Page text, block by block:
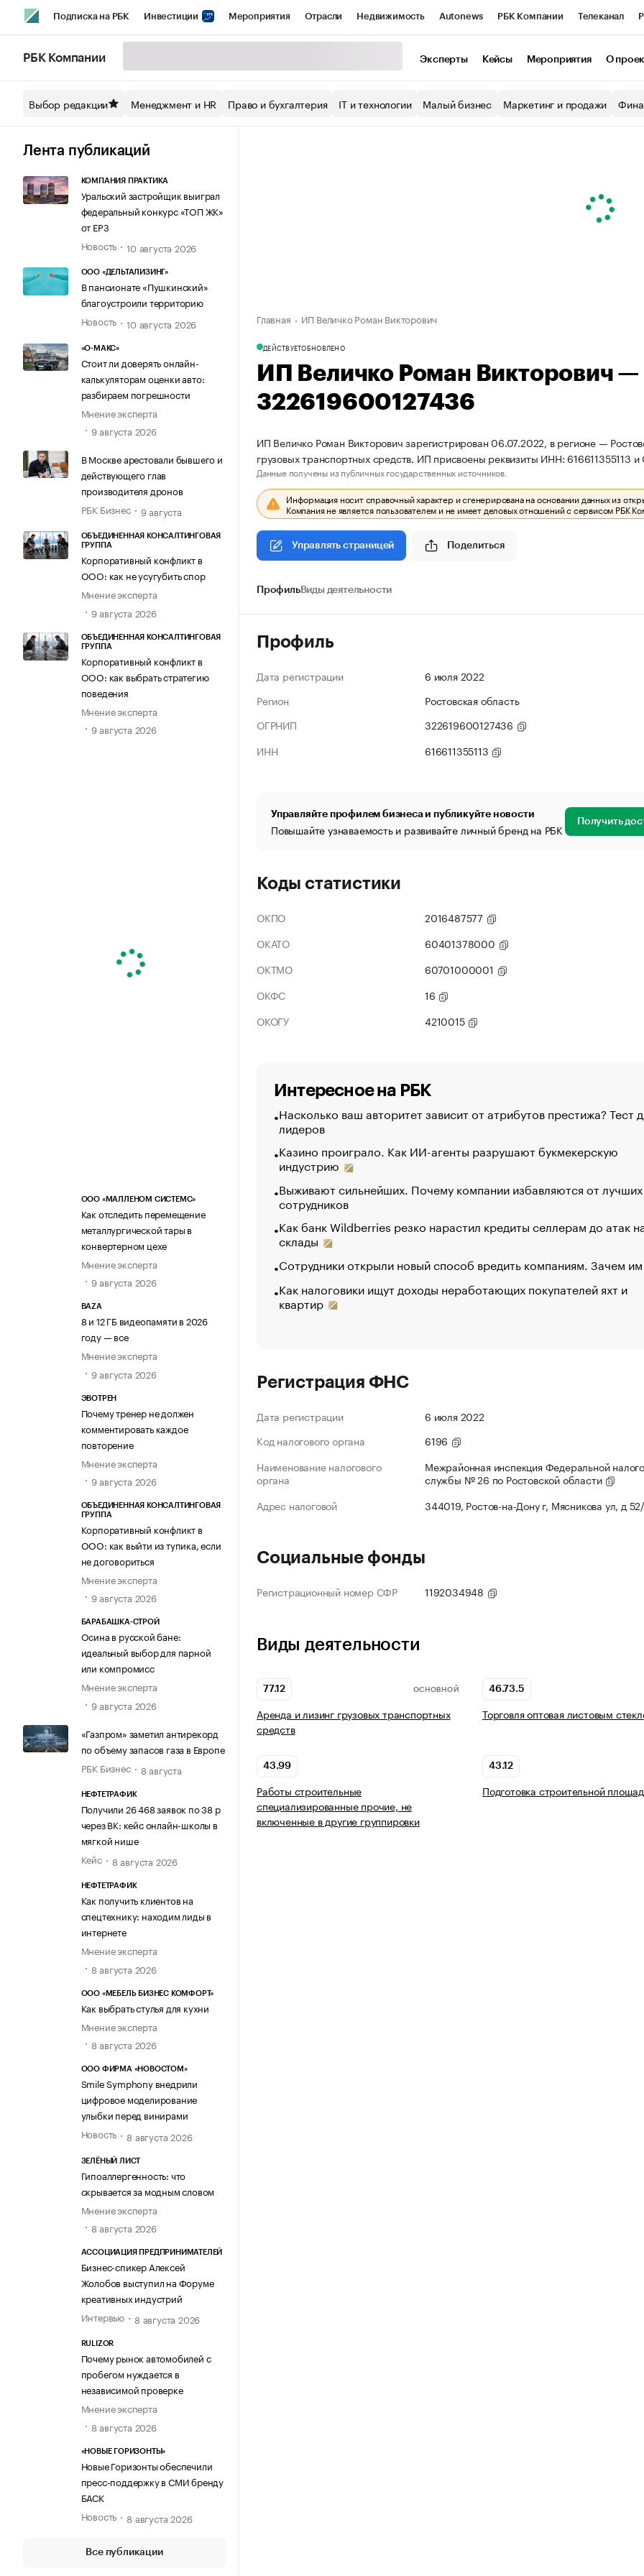
Подписка на РБК Инвестиции Мероприятия Отрасли Недвижимость Autonews РБК Компании Телеканал
Спецпроекты СПб Конференции СПб Спецпроекты Экономика Бизнес
Технологии и медиа
РБК Компании Эксперты Кейсы Мероприятия О
Выбор редакции Менеджмент и HR Право и бухгалтерия IT и технологии Малый бизнес Маркетинг и продажи
Лента публикаций
КОМПАНИЯ ПРАКТИКА
Уральский застройщик выиграл
федеральный конкурс «ТОП ЖК»
от ЕРЗ
Новость
10 августа 2026
ООО «ДЕЛЬТАЛИЗИНГ»
В пансионате «Пушкинский»
благоустроили территорию
Новость
10 августа 2026
«О-МАКС»
Стоит ли доверять онлайн-
калькуляторам оценки авто:
разбираем погрешности
Мнение эксперта
9 августа 2026
В Москве арестовали бывшего и
действующего глав
производителя дронов
РБК Бизнес
9 августа
ОБЪЕДИНЕННАЯ КОНСАЛТИНГОВАЯ
ГРУППА
Корпоративный конфликт в
ООО: как не усугубить спор
Мнение эксперта
9 августа 2026
ОБЪЕДИНЕННАЯ КОНСАЛТИНГОВАЯ
ГРУППА
Корпоративный конфликт в
ООО: как выбрать стратегию
поведения
Мнение эксперта
9 августа 2026
ООО «МАЛЛЕНОМ СИСТЕМС»
Как отследить перемещение
металлургической тары в
конвертерном цехе
Мнение эксперта
9 августа 2026
BAZA
8 и 12 ГБ видеопамяти в 2026
году — все
Мнение эксперта
9 августа 2026
ЭВОТРЕН
Почему тренер не должен
комментировать каждое
повторение
Мнение эксперта
9 августа 2026
ОБЪЕДИНЕННАЯ КОНСАЛТИНГОВАЯ
ГРУППА
Корпоративный конфликт в
ООО: как выйти из тупика, если
не договориться
Мнение эксперта
9 августа 2026
БАРАБАШКА-СТРОЙ
Осина в русской бане:
идеальный выбор для парной
или компромисс
Мнение эксперта
9 августа 2026
«Газпром» заметил антирекорд
по объему запасов газа в Европе
РБК Бизнес
8 августа
НЕФТЕТРАФИК
Получили 26 468 заявок по 38 р
через ВК: кейс онлайн-школы в
мягкой нише
Кейс
8 августа 2026
НЕФТЕТРАФИК
Как получить клиентов на
спецтехнику: находим лиды в
интернете
Мнение эксперта
8 августа 2026
ООО «МЕБЕЛЬ БИЗНЕС КОМФОРТ»
Как выбрать стулья для кухни
Мнение эксперта
8 августа 2026
ООО ФИРМА «НОВОСТОМ»
Smile Symphony внедрили
цифровое моделирование
улыбки перед винирами
Новость
8 августа 2026
ЗЕЛЁНЫЙ ЛИСТ
Гипоаллергенность: что
скрывается за модным словом
Мнение эксперта
8 августа 2026
АССОЦИАЦИЯ ПРЕДПРИНИМАТЕЛЕЙ
Бизнес-спикер Алексей
Жолобов выступил на Форуме
креативных индустрий
Интервью
8 августа 2026
RULIZOR
Почему рынок автомобилей с
пробегом нуждается в
независимой проверке
Мнение эксперта
8 августа 2026
«НОВЫЕ ГОРИЗОНТЫ»
Новые Горизонты обеспечили
пресс-поддержку в СМИ бренду
БАСК
Новость
8 августа 2026
Все публикации
Главная ИП Величко Роман Викторович
ДЕЙСТВУЕТОБНОВЛЕНО
ИП Величко Роман Викторович
322619600127436
ИП Величко Роман Викторович зарегистрирован 06.07.2022, в регионе —
грузовых транспортных средств. ИП присвоены реквизиты ИНН:
Данные получены из публичных государственных источников.
Информация носит справочный характер и сгенерирована на основании данных из
Компания не является пользователем и не имеет деловых отношений с сервисом РБК
Управлять страницей Поделиться
ПрофильВиды деятельности
Профиль
Дата регистрации
6 июля 2022
Регион
Ростовская область
ОГРНИП
322619600127436
ИНН
616611355113
Управляйте профилем бизнеса и публикуйте новости
Повышайте узнаваемость и развивайте личный бренд на РБК Получить
Коды статистики
ОКПО
2016487577
ОКАТО
60401378000
ОКТМО
60701000001
ОКФС
16
ОКОГУ
4210015
Интересное на РБК
Насколько ваш авторитет зависит от атрибутов престижа? Тест
лидеров
Казино проиграло. Как ИИ-агенты разрушают букмекерскую
индустрию
Выживают сильнейших. Почему компании избавляются от лучших
сотрудников
Как банк Wildberries резко нарастил кредиты селлерам до атак
склады
Сотрудники открыли новый способ вредить компаниям. Зачем
Как налоговики ищут доходы неработающих покупателей яхт и
квартир
Регистрация ФНС
Дата регистрации
6 июля 2022
Код налогового органа
6196
Наименование налогового
органа
Межрайонная инспекция Федеральной
службы № 26 по Ростовской области
Адрес налоговой
344019, Ростов-на-Дону г, Мясникова ул, д
Социальные фонды
Регистрационный номер СФР 1192034948
Виды деятельности
77.12 ОСНОВНОЙ
Аренда и лизинг грузовых транспортных
средств
46.73.5
Торговля оптовая листовым
43.99
Работы строительные
специализированные прочие, не
включенные в другие группировки
43.12
Подготовка строительной